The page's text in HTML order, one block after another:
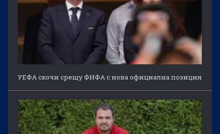
УЕФА скочи срещу ФИФА с нова официална позиция